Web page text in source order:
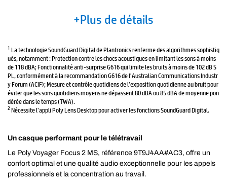
+Plus de détails
1 La technologie SoundGuard Digital de Plantronics renferme des algorithmes sophistiq
ués, notamment : Protection contre les chocs acoustiques en limitant les sons à moins
de 118 dBA; Fonctionnalité anti-surprise G616 qui limite les bruits à moins de 102 dB S
PL, conformément à la recommandation G616 de l’Australian Communications Industr
y Forum (ACIF); Mesure et contrôle quotidiens de l’exposition quotidienne au bruit pour
éviter que les sons quotidiens moyens ne dépassent 80 dBA ou 85 dBA de moyenne pon
dérée dans le temps (TWA).
2Nécessite l’appli Poly Lens Desktop pour activer les fonctions SoundGuard Digital.
Un casque performant pour le télétravail
Le Poly Voyager Focus 2 MS, référence 9T9J4AA#AC3, offre un
confort optimal et une qualité audio exceptionnelle pour les appels
professionnels et la concentration au travail.